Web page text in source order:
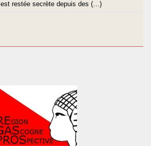
est restée secrète depuis des (…)